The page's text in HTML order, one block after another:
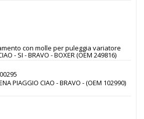
con molle per puleggia variatore
- SI - BRAVO - BOXER (OEM 249816)
PIAGGIO CIAO - BRAVO - (OEM 102990)